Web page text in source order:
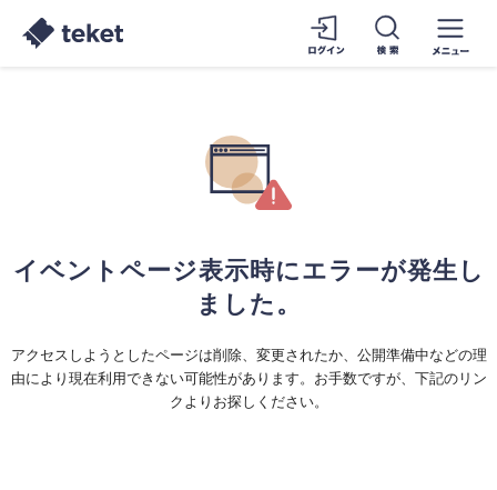
イベントページ表示時にエラーが発生し
ました。
アクセスしようとしたページは削除、変更されたか、公開準備中などの理
由により現在利用できない可能性があります。お手数ですが、下記のリン
クよりお探しください。